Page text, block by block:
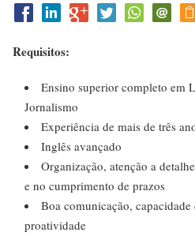
Requisitos:
Ensino superior completo em
Jornalismo
Experiência de mais de três
Inglês avançado
Organização, atenção a
e no cumprimento de prazos
Boa comunicação,
proatividade